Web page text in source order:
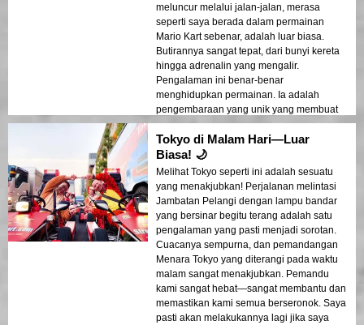
meluncur melalui jalan-jalan, merasa
seperti saya berada dalam permainan
Mario Kart sebenar, adalah luar biasa.
Butirannya sangat tepat, dari bunyi kereta
hingga adrenalin yang mengalir.
Pengalaman ini benar-benar
menghidupkan permainan. Ia adalah
pengembaraan yang unik yang membuat
anda merasa seperti anda sebahagian
daripada aksi. Jika pengalaman ini boleh
didapati di negara lain, saya pasti akan
melakukannya lagi! Lawatan ini bukan
sahaja membawa anda dalam perjalanan
yang menyeronokkan tetapi juga
memberikan cara baru untuk melihat
bandar, dengan cara yang tidak dapat
disediakan oleh lawatan lain. Sangat
mengesyorkan ini kepada sesiapa yang
ingin mengalami Tokyo dengan cara yang
paling mendebarkan!
Tokyo di Malam Hari—Luar
Biasa! 🌙
Melihat Tokyo seperti ini adalah sesuatu
yang menakjubkan! Perjalanan melintasi
Jambatan Pelangi dengan lampu bandar
yang bersinar begitu terang adalah satu
pengalaman yang pasti menjadi sorotan.
Cuacanya sempurna, dan pemandangan
Menara Tokyo yang diterangi pada waktu
malam sangat menakjubkan. Pemandu
kami sangat hebat—sangat membantu dan
memastikan kami semua berseronok. Saya
pasti akan melakukannya lagi jika saya